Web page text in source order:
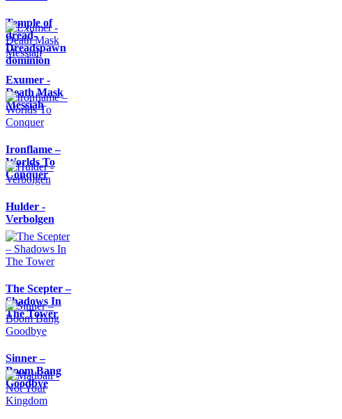
Temple of
dread-
Dreadspawn
dominion
Exumer -
Death Mask
Messiah
Ironflame –
Worlds To
Conquer
Hulder -
Verbolgen
The Scepter –
Shadows In
The Tower
Sinner –
Boom Bang
Goodbye